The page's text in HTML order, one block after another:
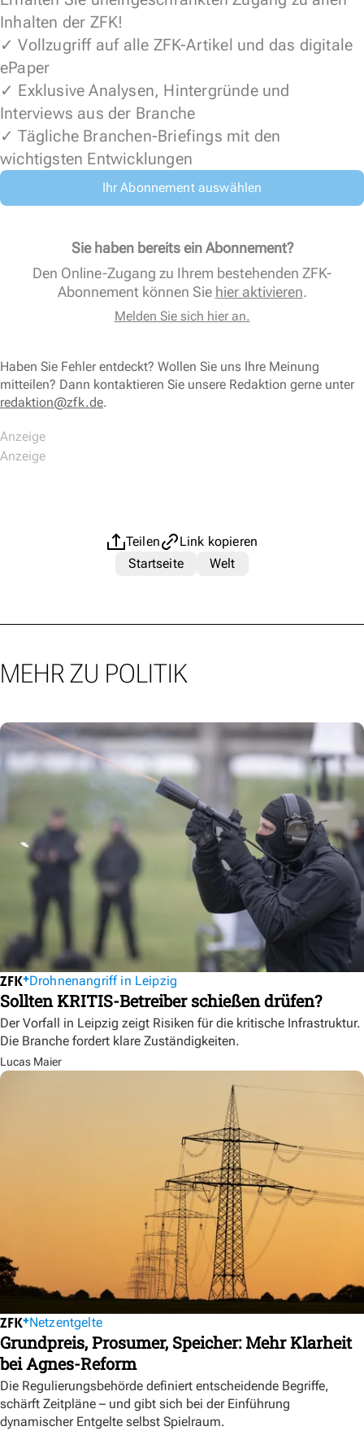
Inhalten der ZFK!
✓ Vollzugriff auf alle ZFK-Artikel und das digitale
ePaper
✓ Exklusive Analysen, Hintergründe und
Interviews aus der Branche
✓ Tägliche Branchen-Briefings mit den
wichtigsten Entwicklungen
Ihr Abonnement auswählen
Sie haben bereits ein Abonnement?
Den Online-Zugang zu Ihrem bestehenden ZFK-
Abonnement können Sie hier aktivieren.
Melden Sie sich hier an.
Haben Sie Fehler entdeckt? Wollen Sie uns Ihre Meinung
mitteilen? Dann kontaktieren Sie unsere Redaktion gerne unter
redaktion@zfk.de.
Teilen
Link kopieren
Startseite
Welt
MEHR ZU POLITIK
Drohnenangriff in Leipzig
Sollten KRITIS-Betreiber schießen drüfen?
Der Vorfall in Leipzig zeigt Risiken für die kritische Infrastruktur.
Die Branche fordert klare Zuständigkeiten.
Lucas Maier
Netzentgelte
Grundpreis, Prosumer, Speicher: Mehr Klarheit
bei Agnes-Reform
Die Regulierungsbehörde definiert entscheidende Begriffe,
schärft Zeitpläne – und gibt sich bei der Einführung
dynamischer Entgelte selbst Spielraum.